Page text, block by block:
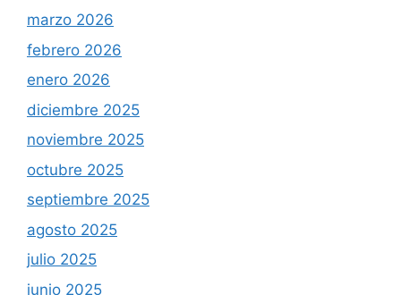
marzo 2026
febrero 2026
enero 2026
diciembre 2025
noviembre 2025
octubre 2025
septiembre 2025
agosto 2025
julio 2025
junio 2025